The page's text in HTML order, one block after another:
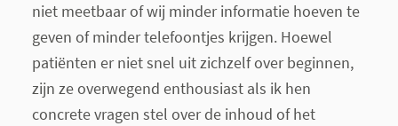
niet meetbaar of wij minder informatie hoeven te
geven of minder telefoontjes krijgen. Hoewel
patiënten er niet snel uit zichzelf over beginnen,
zijn ze overwegend enthousiast als ik hen
concrete vragen stel over de inhoud of het